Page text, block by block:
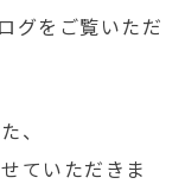
グをご覧いただ
、
ていただきま